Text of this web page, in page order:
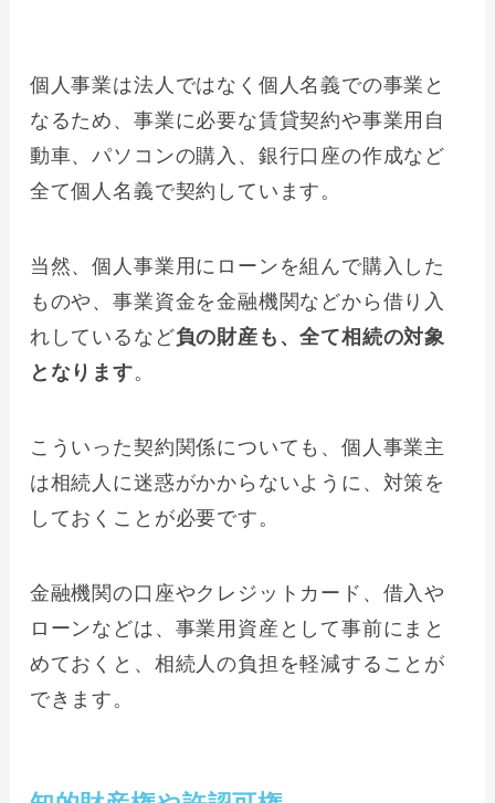
個人事業は法人ではなく個人名義での事業と
なるため、事業に必要な賃貸契約や事業用自
動車、パソコンの購入、銀行口座の作成など
全て個人名義で契約しています。
当然、個人事業用にローンを組んで購入した
ものや、事業資金を金融機関などから借り入
れしているなど負の財産も、全て相続の対象
となります。
こういった契約関係についても、個人事業主
は相続人に迷惑がかからないように、対策を
しておくことが必要です。
金融機関の口座やクレジットカード、借入や
ローンなどは、事業用資産として事前にまと
めておくと、相続人の負担を軽減することが
できます。